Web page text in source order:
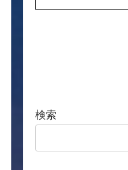
検索